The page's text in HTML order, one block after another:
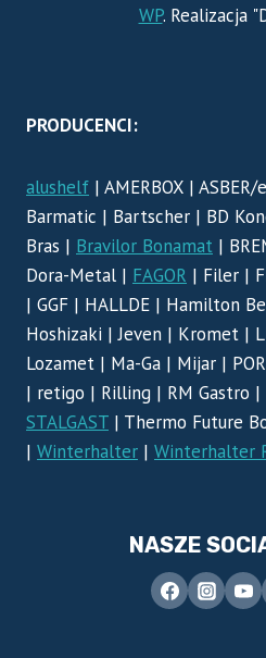
WP. Realizacja
PRODUCENCI:
alushelf | AMERBOX |
Barmatic | Bartscher | BD
Bras | Bravilor Bonamat |
Dora-Metal | FAGOR | Filer |
| GGF | HALLDE | Hamilton
Hoshizaki | Jeven | Kromet |
Lozamet | Ma-Ga | Mijar |
| retigo | Rilling | RM Gastro |
STALGAST | Thermo Future
| Winterhalter | Winterhalter
NASZE